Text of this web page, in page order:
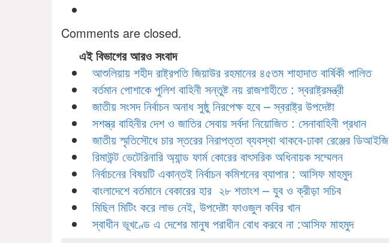
Comments are closed.
এই বিভাগের আরও সংবাদ
আশুলিয়ায় শহীদ রাষ্ট্রপতি জিয়াউর রহমানের ৪৫তম শাহাদাত বার্ষিকী পালিত
বর্তমান পোশাকে পুলিশ বাহিনী সন্তুষ্ট নয় রাজশাহীতে : স্বরাষ্ট্রমন্ত্রী
জাতীয় সংসদ নির্বাচন অনাধ সুষ্ঠু নিরপেক্ষ হবে – স্বরাষ্ট্র উপদেষ্টা
সশস্ত্র বাহিনীর দেশ ও জাতির সেবায় সর্বদা নিয়োজিত : সেনাবাহিনী প্রধান
জাতীয় স্মৃতিসৌধে চার স্তরের নিরাপত্তা ব্যবস্থা থাকবে-ঢাকা রেঞ্জের ডিআইজি
রিমাউন্ট ভেটেরিনারি অ্যান্ড ফার্ম কোরের বাৎসরিক অধিনায়ক সম্মেলন
নির্বাচনের বিষয়টি একান্তই নির্বাচন কমিশনের ব্যাপার : আসিফ মাহমুদ
বাংলাদেশে বর্তমানে বেকারের হার ২৮ শতাংশ – যুব ও ক্রীড়া সচিব
মিছিল মিটিং করে লাভ নেই, উপদেষ্টা ফাওজুল কবির খান
স্বাধীন ভূখণ্ডে এ দেশের মানুষ পরাধীন বোধ করবে না :আসিফ মাহমুদ